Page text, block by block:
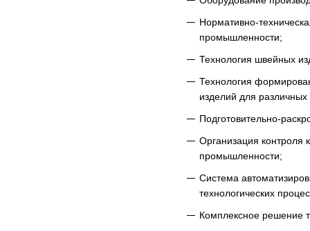
Нормативно-
промышленности;
Технология швейных
Технология
изделий для различных
Подготовительно-
Организация контроля
промышленности;
Система
технологических
Комплексное решение